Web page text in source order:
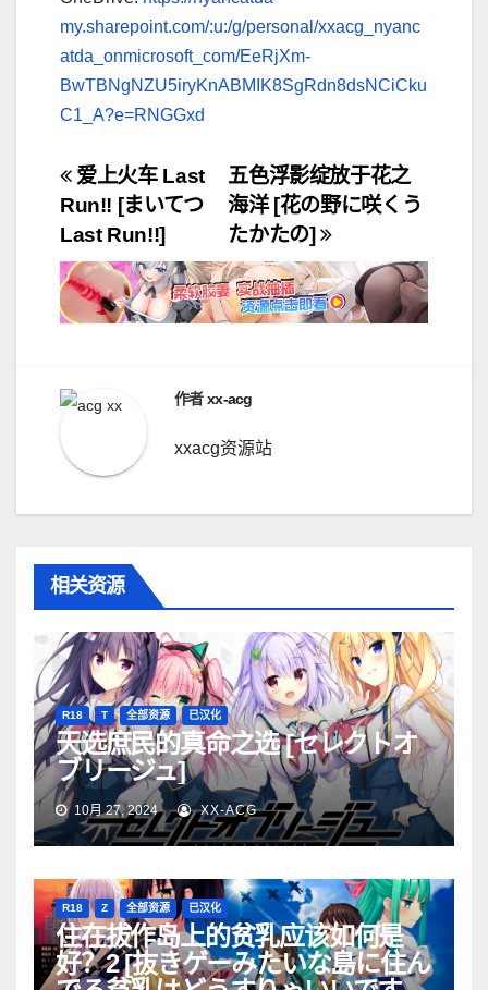
my.sharepoint.com/:u:/g/personal/xxacg_nyanc
atda_onmicrosoft_com/EeRjXm-
BwTBNgNZU5iryKnABMIK8SgRdn8dsNCiCku
C1_A?e=RNGGxd
文
章
导
航
五色浮影绽放于花之
海洋 [花の野に咲くう
たかたの]
爱上火车 Last
Run!! [まいてつ
Last Run!!]
作者xx-acg
xxacg资源站
相关资源
R18 T 全部资源 已汉化
天选庶民的真命之选 [セレクトオ
ブリージュ]
10月 27, 2024 XX-ACG
R18 Z 全部资源 已汉化
住在拔作岛上的贫乳应该如何是
好？2 [抜きゲーみたいな島に住ん